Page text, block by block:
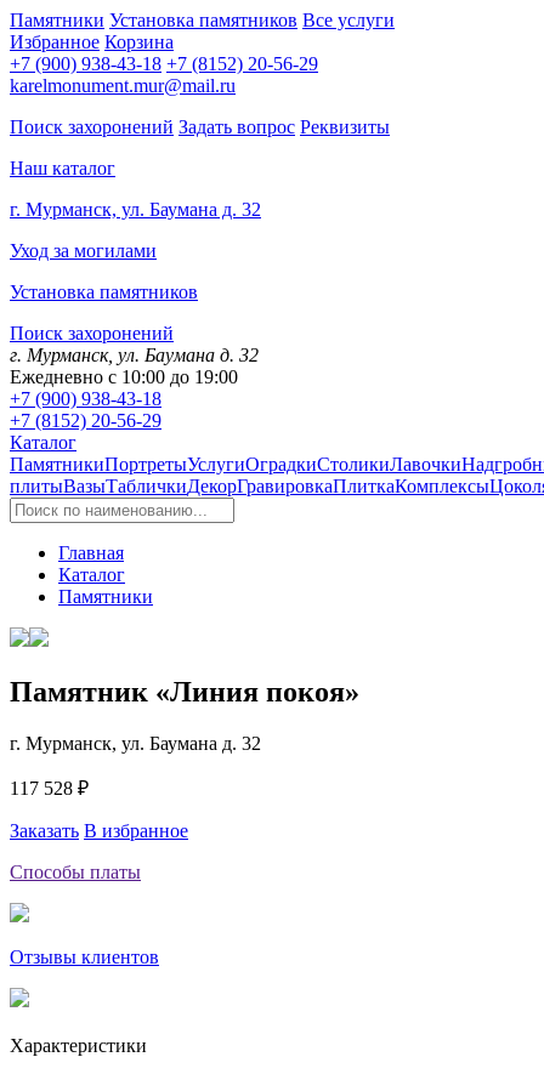
Памятники Установка памятников Все услуги
Избранное Корзина
+7 (900) 938-43-18 +7 (8152) 20-56-29
karelmonument.mur@mail.ru
Поиск захоронений Задать вопрос Реквизиты
Наш каталог
г. Мурманск, ул. Баумана д. 32
Уход за могилами
Установка памятников
Поиск захоронений
г. Мурманск, ул. Баумана д. 32
Ежедневно с 10:00 до 19:00
+7 (900) 938-43-18
+7 (8152) 20-56-29
Каталог
ПамятникиПортретыУслугиОградкиСтоликиЛавочки
плитыВазыТабличкиДекорГравировкаПлиткаКомплексы
Главная
Каталог
Памятники
Памятник «Линия покоя»
г. Мурманск, ул. Баумана д. 32
117 528 ₽
Заказать В избранное
Способы платы
Отзывы клиентов
Характеристики